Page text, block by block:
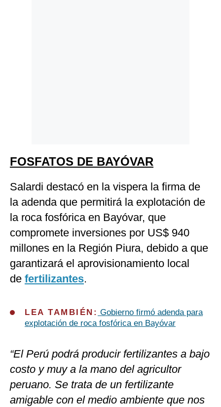
FOSFATOS DE BAYÓVAR
Salardi destacó en la vispera la firma de
la adenda que permitirá la explotación de
la roca fosfórica en Bayóvar, que
compromete inversiones por US$ 940
millones en la Región Piura, debido a que
garantizará el aprovisionamiento local
de fertilizantes.
LEA TAMBIÉN: Gobierno firmó adenda para
explotación de roca fosfórica en Bayóvar
“El Perú podrá producir fertilizantes a bajo
costo y muy a la mano del agricultor
peruano. Se trata de un fertilizante
amigable con el medio ambiente que nos